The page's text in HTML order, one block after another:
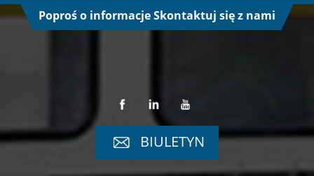
Poproś o informacje Skontaktuj się z nami
BIULETYN